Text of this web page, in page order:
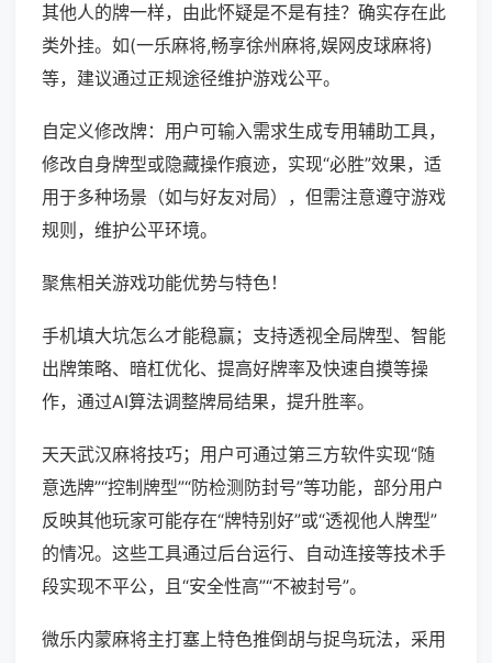
其他人的牌一样，由此怀疑是不是有挂？确实存在此
类外挂。如(一乐麻将,畅享徐州麻将,娱网皮球麻将)
等，建议通过正规途径维护游戏公平。
自定义修改牌：用户可输入需求生成专用辅助工具，
修改自身牌型或隐藏操作痕迹，实现“必胜”效果，适
用于多种场景（如与好友对局），但需注意遵守游戏
规则，维护公平环境。
聚焦相关游戏功能优势与特色！
手机填大坑怎么才能稳赢；支持透视全局牌型、智能
出牌策略、暗杠优化、提高好牌率及快速自摸等操
作，通过AI算法调整牌局结果，提升胜率。
天天武汉麻将技巧；用户可通过第三方软件实现“随
意选牌”“控制牌型”“防检测防封号”等功能，部分用户
反映其他玩家可能存在“牌特别好”或“透视他人牌型”
的情况。这些工具通过后台运行、自动连接等技术手
段实现不平公，且“安全性高”“不被封号”。
微乐内蒙麻将主打塞上特色推倒胡与捉鸟玩法，采用